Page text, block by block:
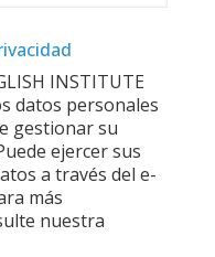
INSTITUTE
datos personales
gestionar su
ejercer sus
a través del e-
más
nuestra